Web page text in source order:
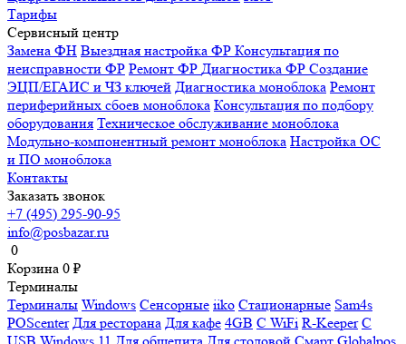
Тарифы
Сервисный центр
Замена ФН Выездная настройка ФР Консультация по
неисправности ФР Ремонт ФР Диагностика ФР Создание
ЭЦП/ЕГАИС и ЧЗ ключей Диагностика моноблока Ремонт
периферийных сбоев моноблока Консультация по подбору
оборудования Техническое обслуживание моноблока
Модульно-компонентный ремонт моноблока Настройка ОС
и ПО моноблока
Контакты
Заказать звонок
+7 (495) 295-90-95
info@posbazar.ru
0
Корзина 0 ₽
Терминалы
Терминалы Windows Сенсорные iiko Стационарные Sam4s
POScenter Для ресторана Для кафе 4GB С WiFi R-Keeper С